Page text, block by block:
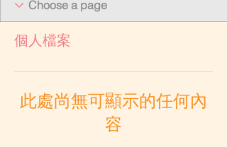
個人檔案
此處尚無可顯示的任何內
容